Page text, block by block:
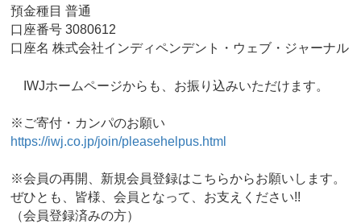
預金種目 普通
口座番号 3080612
口座名 株式会社インディペンデント・ウェブ・ジャーナル
IWJホームページからも、お振り込みいただけます。
※ご寄付・カンパのお願い
https://iwj.co.jp/join/pleasehelpus.html
※会員の再開、新規会員登録はこちらからお願いします。
ぜひとも、皆様、会員となって、お支えください!!
（会員登録済みの方）